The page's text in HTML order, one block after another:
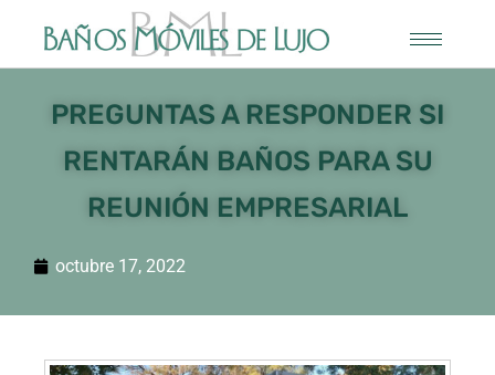
PREGUNTAS A RESPONDER SI
RENTARÁN BAÑOS PARA SU
REUNIÓN EMPRESARIAL
octubre 17, 2022